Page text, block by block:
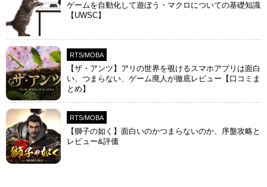
ゲームを自動化して遊ぼう・マクロについての基礎知識
【UWSC】
RTS/MOBA
【ザ・アンツ】アリの世界を覗けるスマホアプリは面白
い、つまらない、ゲーム廃人が徹底レビュー【口コミま
とめ】
RTS/MOBA
【獅子の如く】面白いのかつまらないのか、序盤攻略と
レビュー&評価